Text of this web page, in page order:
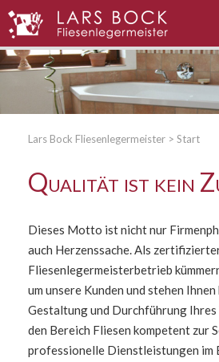
Lars Bock Fliesenlegermeister > Start
Qualität ist kein
Dieses Motto ist nicht nur
auch Herzenssache. Als
Fliesenlegermeisterbetrieb
um unsere Kunden und stehen
Gestaltung und Durchführung Ihres
den Bereich Fliesen kompetent zur
professionelle Dienstleistungen im